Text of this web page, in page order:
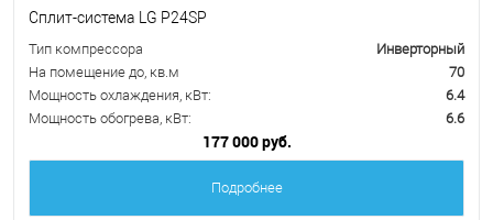
Сплит-система LG P24SP
Тип компрессора
Инверторный
На помещение до, кв.м
70
Мощность охлаждения, кВт:
6.4
Мощность обогрева, кВт:
6.6
177 000 руб.
Подробнее